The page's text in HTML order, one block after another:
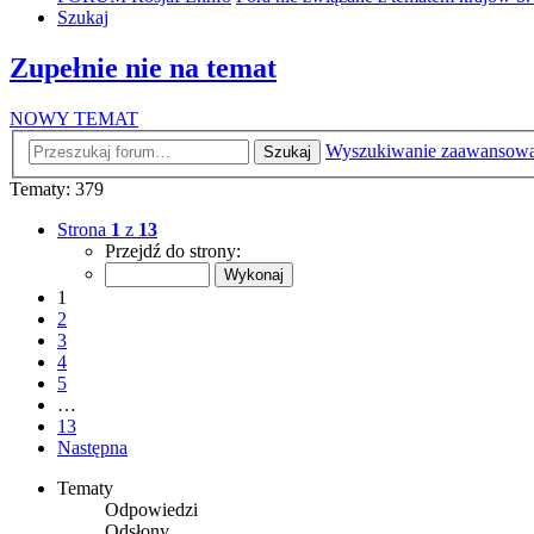
Szukaj
Zupełnie nie na temat
NOWY TEMAT
Szukaj
Wyszukiwanie
Tematy: 379
Strona 1 z 13
Przejdź do strony:
1
2
3
4
5
…
13
Następna
Tematy
Odpowiedzi